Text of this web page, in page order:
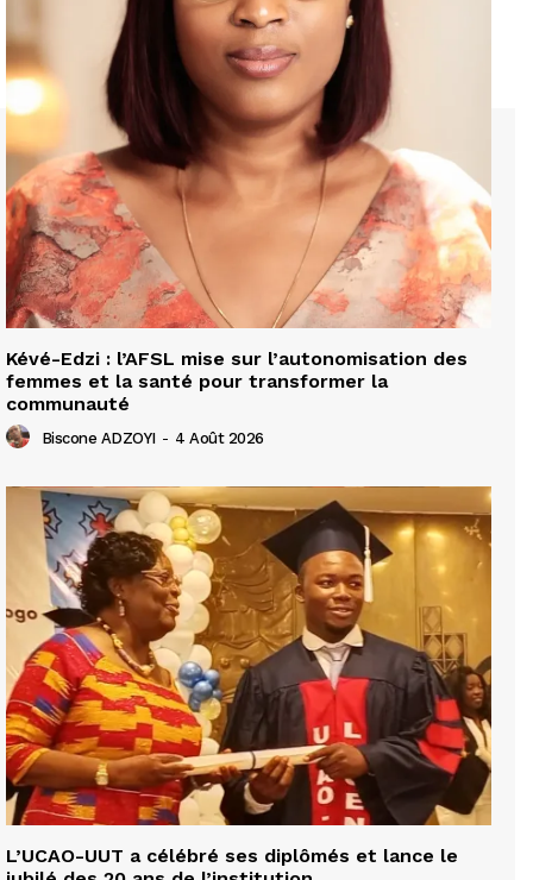
Kévé-Edzi : l’AFSL mise sur l’autonomisation des
femmes et la santé pour transformer la
communauté
Biscone ADZOYI - 4 Août 2026
L’UCAO-UUT a célébré ses diplômés et lance le